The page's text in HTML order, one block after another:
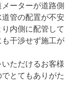
ーターが道路側
管の配置が不安
内側に配管して
干渉せず施工が
ただけるお客様
とてもありがた